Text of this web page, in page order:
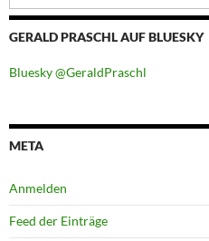
GERALD PRASCHL AUF BLUESKY
Bluesky @GeraldPraschl
META
Anmelden
Feed der Einträge